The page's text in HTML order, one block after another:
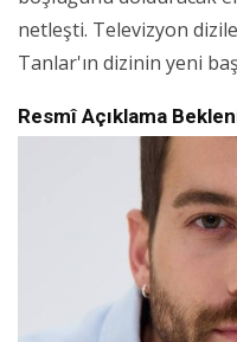
netleşti. Televizyon
Tanlar'ın dizinin yeni
Resmî Açıklama